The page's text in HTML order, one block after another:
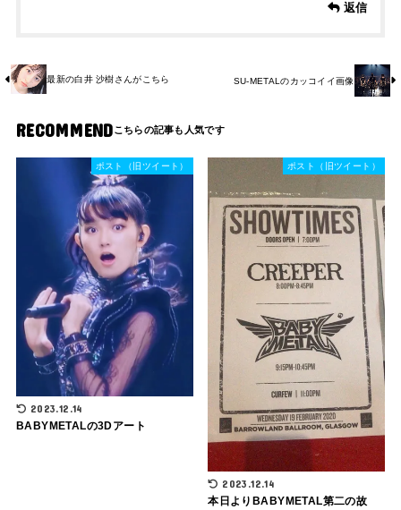
返信
最新の白井 沙樹さんがこちら SU-METALのカッコイイ画像
RECOMMEND
ポスト（旧ツイート）
2023.12.14
BABYMETALの3Dアート
ポスト（旧ツイート）
2023.12.14
本日よりBABYMETAL第二の故